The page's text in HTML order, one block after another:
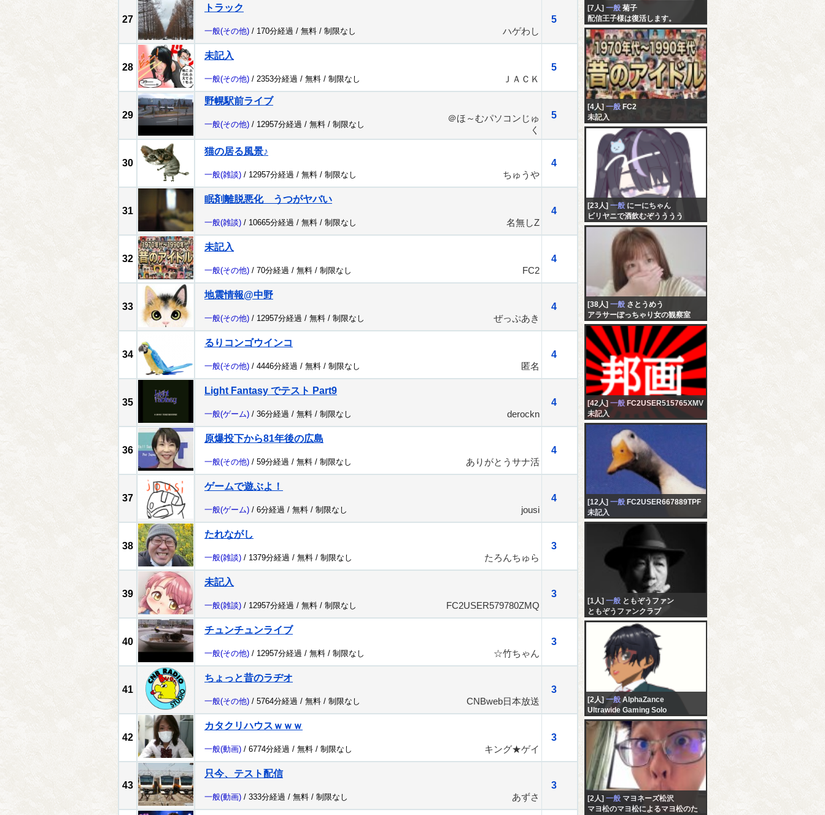
27
トラック
5
一般(その他) / 170分経過 / 無料 / 制限なし ハゲわし
28
未記入
5
一般(その他) / 2353分経過 / 無料 / 制限なし ＪＡＣＫ
29
野幌駅前ライブ
5
一般(その他) / 12957分経過 / 無料 / 制限なし
＠ほ～むパソコンじゅ
く
30
猫の居る風景♪
4
一般(雑談) / 12957分経過 / 無料 / 制限なし ちゅうや
31
眠剤離脱悪化 うつがヤバい
4
一般(雑談) / 10665分経過 / 無料 / 制限なし 名無しZ
32
未記入
4
一般(その他) / 70分経過 / 無料 / 制限なし FC2
33
地震情報@中野
4
一般(その他) / 12957分経過 / 無料 / 制限なし ぜっぷあき
34
るりコンゴウインコ
4
一般(その他) / 4446分経過 / 無料 / 制限なし 匿名
35
Light Fantasy でテスト Part9
4
一般(ゲーム) / 36分経過 / 無料 / 制限なし derockn
36
原爆投下から81年後の広島
4
一般(その他) / 59分経過 / 無料 / 制限なし ありがとうサナ活
37
ゲームで遊ぶよ！
4
一般(ゲーム) / 6分経過 / 無料 / 制限なし jousi
38
たれながし
3
一般(雑談) / 1379分経過 / 無料 / 制限なし たろんちゅら
39
未記入
3
一般(雑談) / 12957分経過 / 無料 / 制限なし FC2USER579780ZMQ
40
チュンチュンライブ
3
一般(その他) / 12957分経過 / 無料 / 制限なし ☆竹ちゃん
41
ちょっと昔のラヂオ
3
一般(その他) / 5764分経過 / 無料 / 制限なし CNBweb日本放送
42
カタクリハウスｗｗｗ
3
一般(動画) / 6774分経過 / 無料 / 制限なし キング★ゲイ
43
只今、テスト配信
3
一般(動画) / 333分経過 / 無料 / 制限なし あずさ
[7人] 一般 菊子
配信王子様は復活します。
[4人] 一般 FC2
未記入
[23人] 一般 にーにちゃん
ビリヤニで酒飲むぞうううう
[38人] 一般 さとうめう
アラサーぽっちゃり女の観察室
[42人] 一般 FC2USER515765XMV
未記入
[12人] 一般 FC2USER667889TPF
未記入
[1人] 一般 ともぞうファン
ともぞうファンクラブ
[2人] 一般 AlphaZance
Ultrawide Gaming Solo
[2人] 一般 マヨネーズ松沢
マヨ松のマヨ松によるマヨ松のた